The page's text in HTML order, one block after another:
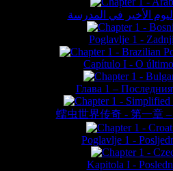
الأخير في المدرسة
Poglavlje 1 -
Capítulo I - O
Глава 1 –
蠕虫世界传奇 - 第一章
Poglavlje 1 -
Kapitola I -